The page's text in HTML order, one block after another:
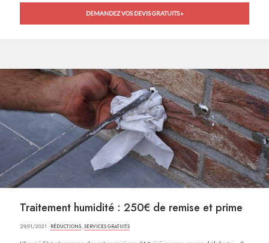
DEMANDEZ VOS DEVIS GRATUITS »
Traitement humidité : 250€ de remise et prime
29/01/2021 · RÉDUCTIONS, SERVICES GRATUITS